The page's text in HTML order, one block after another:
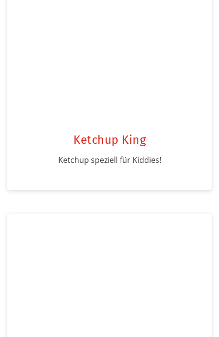
Ketchup King
Ketchup speziell für Kiddies!